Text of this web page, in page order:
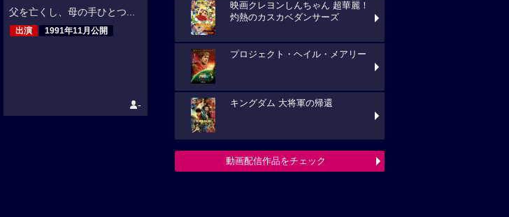
父を亡くし、母の手ひとつ...
出演 1991年11月公開
-
映画クレヨンしんちゃん 超華麗！
灼熱のカスカベダンサーズ
プロジェクト・ヘイル・メアリー
キングダム 大将軍の帰還
動画配信作品をチェック